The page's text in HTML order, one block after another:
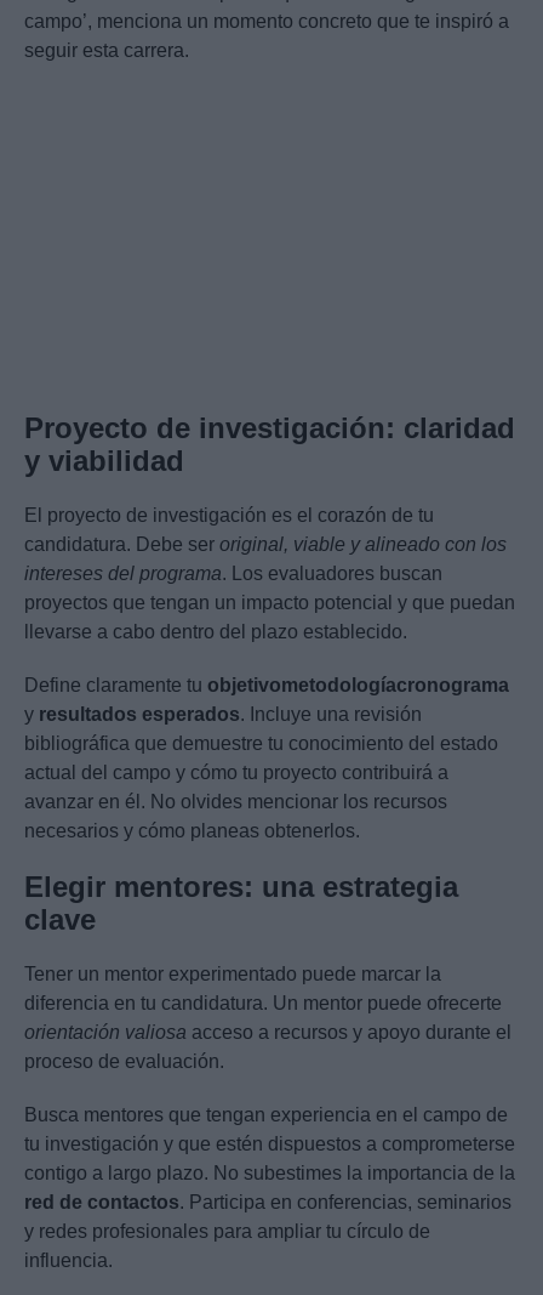
campo’, menciona un momento concreto que te inspiró a
seguir esta carrera.
Proyecto de investigación: claridad
y viabilidad
El proyecto de investigación es el corazón de tu
candidatura. Debe ser original, viable y alineado con los
intereses del programa. Los evaluadores buscan
proyectos que tengan un impacto potencial y que puedan
llevarse a cabo dentro del plazo establecido.
Define claramente tu objetivometodologíacronograma
y resultados esperados. Incluye una revisión
bibliográfica que demuestre tu conocimiento del estado
actual del campo y cómo tu proyecto contribuirá a
avanzar en él. No olvides mencionar los recursos
necesarios y cómo planeas obtenerlos.
Elegir mentores: una estrategia
clave
Tener un mentor experimentado puede marcar la
diferencia en tu candidatura. Un mentor puede ofrecerte
orientación valiosa acceso a recursos y apoyo durante el
proceso de evaluación.
Busca mentores que tengan experiencia en el campo de
tu investigación y que estén dispuestos a comprometerse
contigo a largo plazo. No subestimes la importancia de la
red de contactos. Participa en conferencias, seminarios
y redes profesionales para ampliar tu círculo de
influencia.